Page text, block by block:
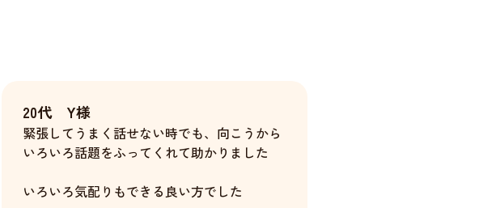
20代 Y様
緊張してうまく話せない時でも、向こうから
いろいろ話題をふってくれて助かりました
いろいろ気配りもできる良い方でした